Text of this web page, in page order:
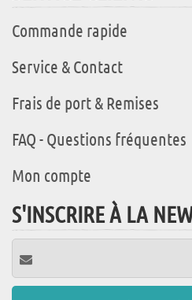
Commande rapide
Service & Contact
Frais de port & Remises
FAQ - Questions fréquentes
Mon compte
S'INSCRIRE À LA